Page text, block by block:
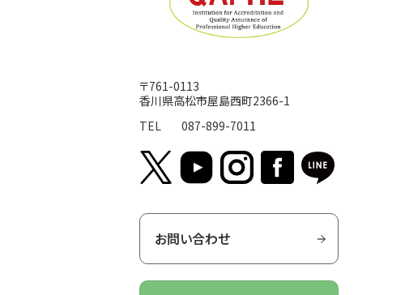
〒761-0113
香川県高松市屋島西町2366-1
TEL
087-899-7011
お問い合わせ